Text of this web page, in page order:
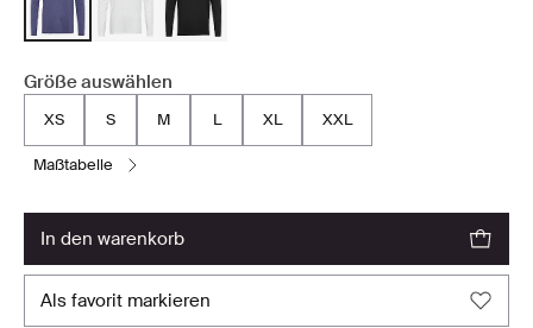
Größe auswählen
XS S M L XL XXL
maßtabelle
in den warenkorb
als favorit markieren